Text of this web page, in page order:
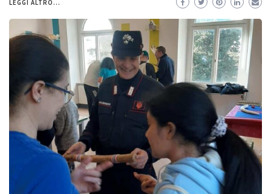
LEGGI ALTRO...